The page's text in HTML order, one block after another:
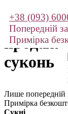
Прокат і
продаж
суконь
+38 (093)
Попередній
Примірка
Лише попередній
Примірка
Сукні